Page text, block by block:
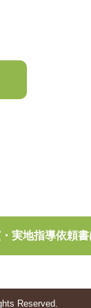
実地指導依頼書
Reserved.